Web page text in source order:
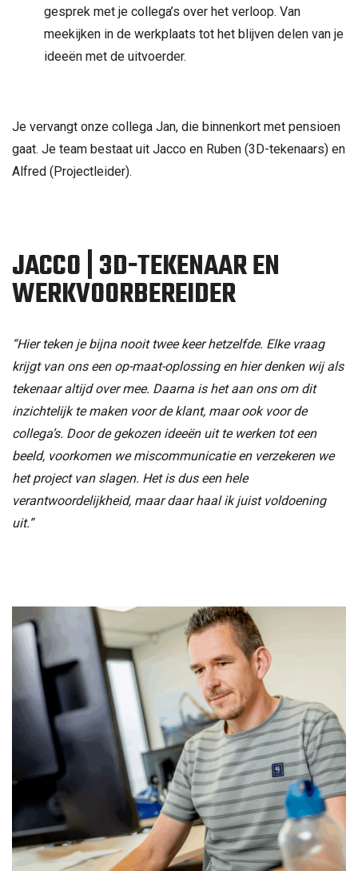
gesprek met je collega’s over het verloop. Van
meekijken in de werkplaats tot het blijven delen van je
ideeën met de uitvoerder.
Je vervangt onze collega Jan, die binnenkort met pensioen
gaat. Je team bestaat uit Jacco en Ruben (3D-tekenaars) en
Alfred (Projectleider).
JACCO | 3D-TEKENAAR EN
WERKVOORBEREIDER
“Hier teken je bijna nooit twee keer hetzelfde. Elke vraag
krijgt van ons een op-maat-oplossing en hier denken wij als
tekenaar altijd over mee. Daarna is het aan ons om dit
inzichtelijk te maken voor de klant, maar ook voor de
collega’s. Door de gekozen ideeën uit te werken tot een
beeld, voorkomen we miscommunicatie en verzekeren we
het project van slagen. Het is dus een hele
verantwoordelijkheid, maar daar haal ik juist voldoening
uit.”